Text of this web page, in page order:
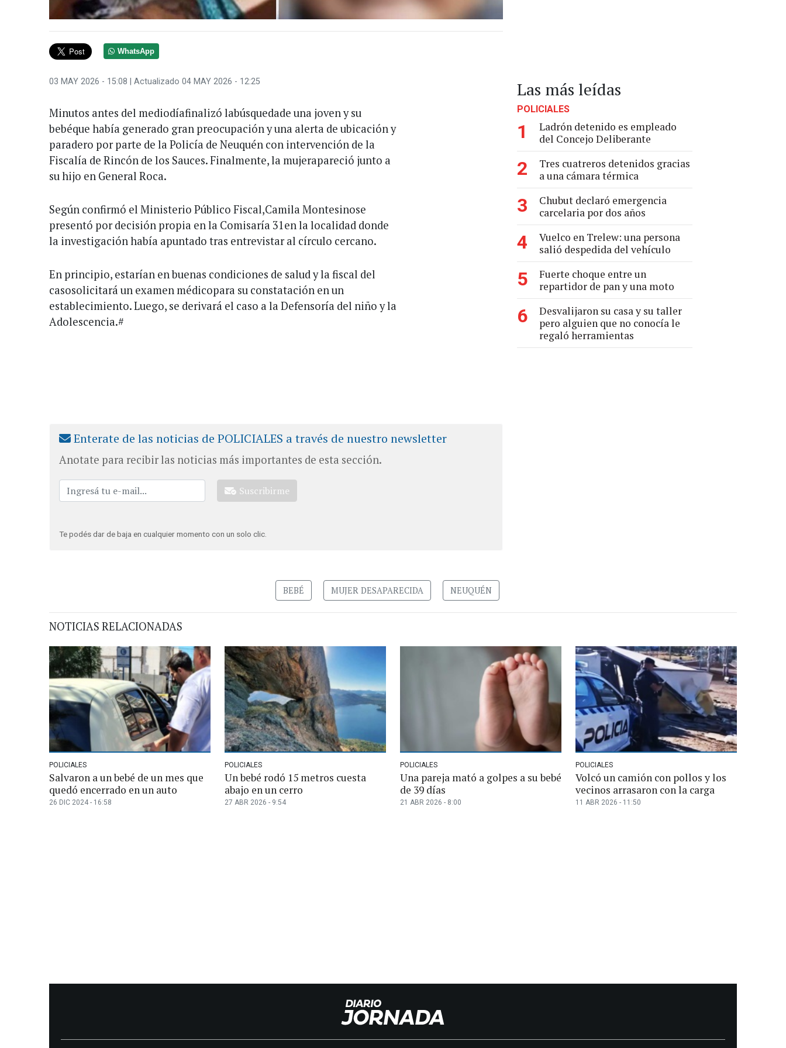
WhatsApp
03 MAY 2026 - 15:08 | Actualizado 04 MAY 2026 - 12:25
Minutos antes del mediodíafinalizó labúsquedade una joven y su
bebéque había generado gran preocupación y una alerta de ubicación y
paradero por parte de la Policía de Neuquén con intervención de la
Fiscalía de Rincón de los Sauces. Finalmente, la mujerapareció junto a
su hijo en General Roca.
Según confirmó el Ministerio Público Fiscal,Camila Montesinose
presentó por decisión propia en la Comisaría 31en la localidad donde
la investigación había apuntado tras entrevistar al círculo cercano.
En principio, estarían en buenas condiciones de salud y la fiscal del
casosolicitará un examen médicopara su constatación en un
establecimiento. Luego, se derivará el caso a la Defensoría del niño y la
Adolescencia.#
Enterate de las noticias de POLICIALES a través de nuestro newsletter
Anotate para recibir las noticias más importantes de esta sección.
Suscribirme
Te podés dar de baja en cualquier momento con un solo clic.
Las más leídas
POLICIALES
1
Ladrón detenido es empleado
del Concejo Deliberante
2
Tres cuatreros detenidos gracias
a una cámara térmica
3
Chubut declaró emergencia
carcelaria por dos años
4
Vuelco en Trelew: una persona
salió despedida del vehículo
5
Fuerte choque entre un
repartidor de pan y una moto
6
Desvalijaron su casa y su taller
pero alguien que no conocía le
regaló herramientas
BEBÉ MUJER DESAPARECIDA NEUQUÉN
NOTICIAS RELACIONADAS
POLICIALES
Salvaron a un bebé de un mes que
quedó encerrado en un auto
26 DIC 2024 - 16:58
POLICIALES
Un bebé rodó 15 metros cuesta
abajo en un cerro
27 ABR 2026 - 9:54
POLICIALES
Una pareja mató a golpes a su bebé
de 39 días
21 ABR 2026 - 8:00
POLICIALES
Volcó un camión con pollos y los
vecinos arrasaron con la carga
11 ABR 2026 - 11:50